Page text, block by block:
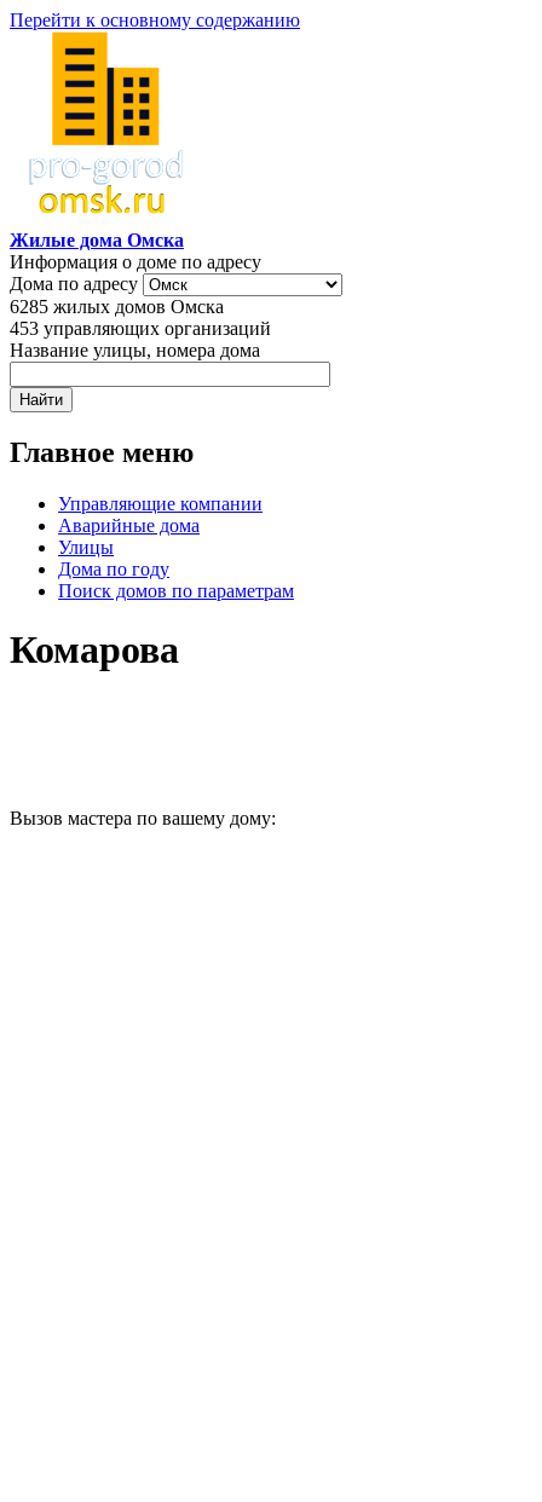
Перейти к основному содержанию
Жилые дома Омска
Информация о доме по адресу
Дома по адресу
6285 жилых домов Омска
453 управляющих организаций
Название улицы, номера дома
Главное меню
Управляющие компании
Аварийные дома
Улицы
Дома по году
Поиск домов по параметрам
Комарова
Вызов мастера по вашему дому: